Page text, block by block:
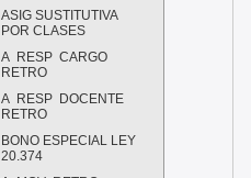
ASIG SUSTITUTIVA
POR CLASES
A RESP CARGO
RETRO
A RESP DOCENTE
RETRO
BONO ESPECIAL LEY
20.374